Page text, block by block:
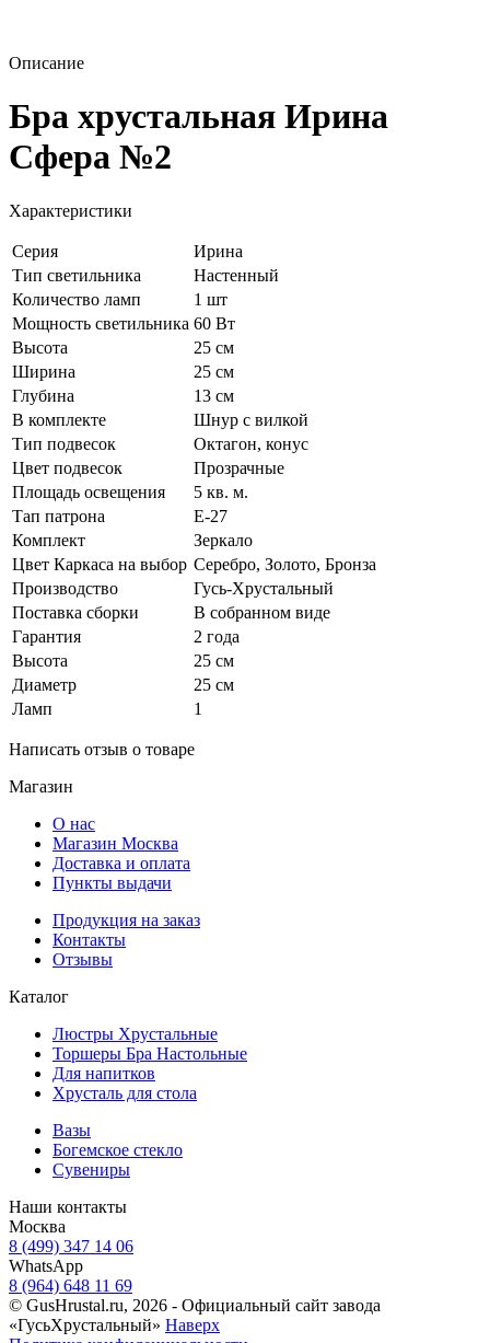
Описание
Бра хрустальная Ирина
Сфера №2
Характеристики
Серия
Ирина
Тип светильника
Настенный
Количество ламп
1 шт
Мощность светильника 60 Вт
Высота
25 см
Ширина
25 см
Глубина
13 см
В комплекте
Шнур с вилкой
Тип подвесок
Октагон, конус
Цвет подвесок
Прозрачные
Площадь освещения
5 кв. м.
Тап патрона
Е-27
Комплект
Зеркало
Цвет Каркаса на выбор Серебро, Золото, Бронза
Производство
Гусь-Хрустальный
Поставка сборки
В собранном виде
Гарантия
2 года
Высота
25 см
Диаметр
25 см
Ламп
1
Написать отзыв о товаре
Магазин
О нас
Магазин Москва
Доставка и оплата
Пункты выдачи
Продукция на заказ
Контакты
Отзывы
Каталог
Люстры Хрустальные
Торшеры Бра Настольные
Для напитков
Хрусталь для стола
Вазы
Богемское стекло
Сувениры
Наши контакты
Москва
8 (499) 347 14 06
WhatsApp
8 (964) 648 11 69
© GusHrustal.ru, 2026 - Официальный сайт завода
«ГусьХрустальный» Наверх